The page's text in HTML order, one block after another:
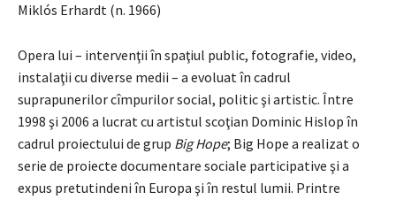
Miklós Erhardt (n. 1966)
Opera lui – intervenţii în spaţiul public, fotografie, video,
instalaţii cu diverse medii – a evoluat în cadrul
suprapunerilor cîmpurilor social, politic şi artistic. Între
1998 şi 2006 a lucrat cu artistul scoţian Dominic Hislop în
cadrul proiectului de grup Big Hope; Big Hope a realizat o
serie de proiecte documentare sociale participative şi a
expus pretutindeni în Europa şi în restul lumii. Printre